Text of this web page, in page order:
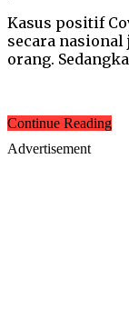
Kasus positif
secara nasional
orang.
Continue Reading
Advertisement